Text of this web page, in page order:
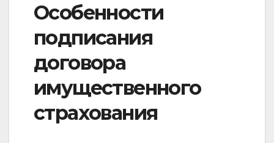
Особенности
подписания
договора
имущественного
страхования